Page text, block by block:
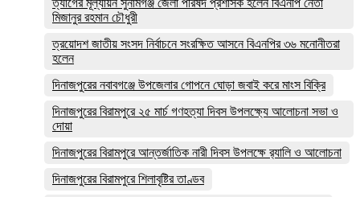
মিজানুর রহমান চৌধুরী
ত্রয়োদশ জাতীয় সংসদ নির্বাচনে সংরক্ষিত আসনে বিএনপির ৩৬ মনোনীতরা
হলেন
দিনাজপুরের নবাবগঞ্জে উপজেলার গোপনে ঘোড়া জবাই করে মাংস বিক্রি
দিনাজপুরের ‎বিরামপুরে ২৫ মার্চ গণহত্যা দিবস উপলক্ষ্যে আলোচনা সভা ও
দোয়া
দিনাজপুরের বিরামপুরে আন্তর্জাতিক নারী দিবস উপলক্ষে র‍্যালি ও আলোচনা
দিনাজপুরের বিরামপুরে শিলাবৃষ্টির তাণ্ডব